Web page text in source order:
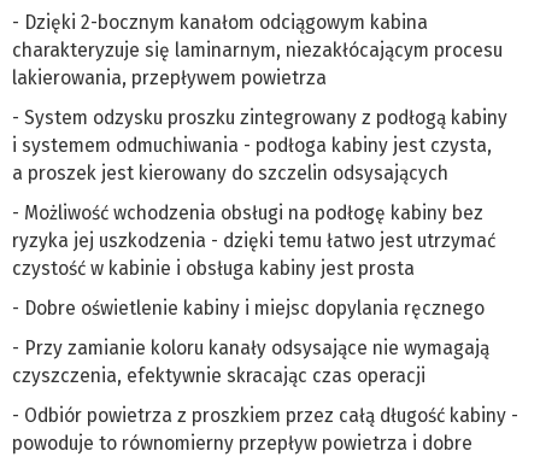
- Dzięki 2-bocznym kanałom odciągowym kabina
charakteryzuje się laminarnym, niezakłócającym procesu
lakierowania, przepływem powietrza
- System odzysku proszku zintegrowany z podłogą kabiny
i systemem odmuchiwania - podłoga kabiny jest czysta,
a proszek jest kierowany do szczelin odsysających
- Możliwość wchodzenia obsługi na podłogę kabiny bez
ryzyka jej uszkodzenia - dzięki temu łatwo jest utrzymać
czystość w kabinie i obsługa kabiny jest prosta
- Dobre oświetlenie kabiny i miejsc dopylania ręcznego
- Przy zamianie koloru kanały odsysające nie wymagają
czyszczenia, efektywnie skracając czas operacji
- Odbiór powietrza z proszkiem przez całą długość kabiny -
powoduje to równomierny przepływ powietrza i dobre